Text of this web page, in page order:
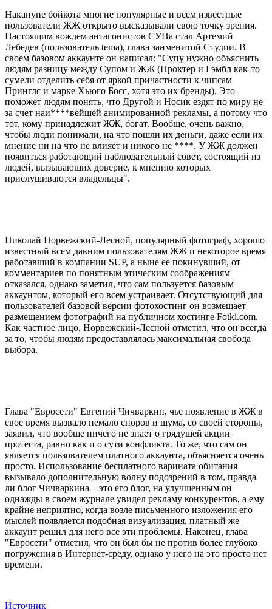
Накануне бойкота многие популярные и всем известные
пользователи ЖЖ открыто высказывали свою точку зрения.
Настоящим вождем антагонистов СУПа стал Артемий
Лебедев (пользователь tema), глава занменитой Студии. В
своем базовом аккаунте он написал: "Супу нужно объяснить
людям разницу между Супом и ЖЖ (Проктер и Гэмбл как-то
сумели отделить себя от яркой причастности к чипсам
Принглс и марке Хьюго Босс, хотя это их бренды). Это
поможет людям понять, что Другой и Носик ездят по миру не
за счет наи****вейшей анимированной рекламы, а потому что
тот, кому принадлежит ЖЖ, богат. Вообще, очень важно,
чтобы люди понимали, на что пошли их деньги, даже если их
мнение ни на что не влияет и никого не ****. У ЖЖ должен
появиться работающий наблюдательный совет, состоящий из
людей, вызывающих доверие, к мнению которых
прислушиваются владельцы".
Николай Норвежский-Лесной, популярный фотограф, хорошо
известный всем давним пользователям ЖЖ и некоторое время
работавший в компании SUP, а ныне ее покинувший, от
комментариев по понятным этическим соображениям
отказался, однако заметил, что сам пользуется базовым
аккаунтом, который его всем устраивает. Отсутствующий для
пользователей базовой версии фотохостинг он возмещает
размещением фотографий на публичном хостинге Fotki.com.
Как частное лицо, Норвежский-Лесной отметил, что он всегда
за то, чтобы людям предоставлялась максимальная свобода
выбора.
Глава "Евросети" Евгений Чичваркин, чье появление в ЖЖ в
свое время вызвало немало споров и шума, со своей стороны,
заявил, что вообще ничего не знает о грядущей акции
протеста, равно как и о сути конфликта. То же, что сам он
является пользователем платного аккаунта, объясняется очень
просто. Использование бесплатного варината обитания
вызывало дополнительную волну подозрений в том, правда
ли блог Чичваркина – это его блог, на улучшенным он
однажды в своем журнале увидел рекламу конкурентов, а ему
крайне неприятно, когда возле письменного изложения его
мыслей появляется подобная визуализация, платный же
аккаунт решил для него все эти проблемы. Наконец, глава
"Евросети" отметил, что он был бы не против более глубоко
погружения в Интернет-среду, однако у него на это просто нет
времени.
Источник